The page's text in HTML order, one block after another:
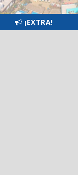
¡EXTRA!